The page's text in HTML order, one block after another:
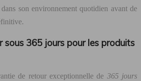
dans son environnement quotidien avant de
sous 365 jours pour les produits
de retour exceptionnelle de 365 jours